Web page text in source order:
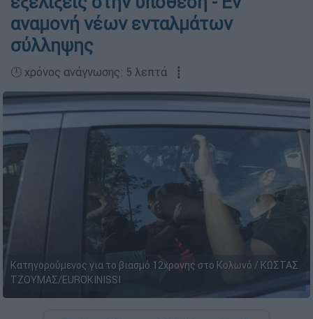
αναμονή νέων ενταλμάτων
σύλληψης
🕛 χρόνος ανάγνωσης: 5 λεπτά ┋
Κατηγορούμενος για το βιασμό 12χρονης στο Κολωνό / ΚΩΣΤΑΣ
ΤΖΟΥΜΑΣ/EUROKINISSI